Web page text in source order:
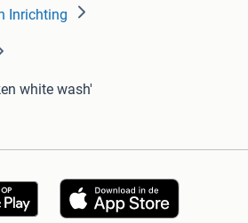
Inrichting
white wash'